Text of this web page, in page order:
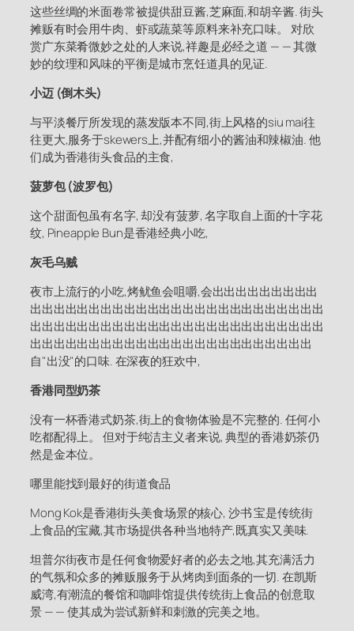
这些丝绸的米面卷常被提供甜豆酱,芝麻面,和胡辛酱. 街头
摊贩有时会用牛肉、虾或蔬菜等原料来补充口味。 对欣
赏广东菜肴微妙之处的人来说,祥趣是必经之道 — — 其微
妙的纹理和风味的平衡是城市烹饪道具的见证.
小迈 (倒木头)
与平淡餐厅所发现的蒸发版本不同,街上风格的siu mai往
往更大,服务于skewers上,并配有细小的酱油和辣椒油. 他
们成为香港街头食品的主食,
菠萝包 (波罗包)
这个甜面包虽有名字, 却没有菠萝, 名字取自上面的十字花
纹, Pineapple Bun是香港经典小吃,
灰毛乌贼
夜市上流行的小吃,烤鱿鱼会咀嚼,会出出出出出出出出出
出出出出出出出出出出出出出出出出出出出出出出出出出
出出出出出出出出出出出出出出出出出出出出出出出出出
出出出出出出出出出出出出出出出出出出出出出出出出
自"出没"的口味. 在深夜的狂欢中,
香港同型奶茶
没有一杯香港式奶茶,街上的食物体验是不完整的. 任何小
吃都配得上。 但对于纯洁主义者来说, 典型的香港奶茶仍
然是金本位。
哪里能找到最好的街道食品
Mong Kok是香港街头美食场景的核心, 沙书 宝是传统街
上食品的宝藏,其市场提供各种当地特产,既真实又美味.
坦普尔街夜市是任何食物爱好者的必去之地,其充满活力
的气氛和众多的摊贩服务于从烤肉到面条的一切. 在凯斯
威湾,有潮流的餐馆和咖啡馆提供传统街上食品的创意取
景 — — 使其成为尝试新鲜和刺激的完美之地。